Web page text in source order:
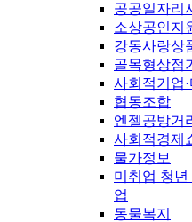
공공일자리
소상공인지
강동사랑상
골목형상점
사회적기업
협동조합
엔젤공방거
사회적경제
물가정보
미취업 청
업
동물복지